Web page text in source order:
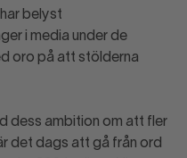
belyst
i media under de
oro på att stölderna
dess ambition om att fler
det dags att gå från ord